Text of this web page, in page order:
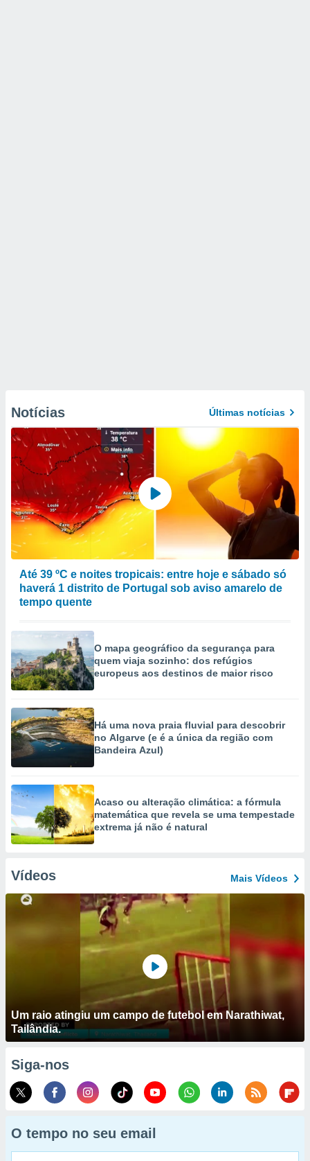
Notícias Últimas notícias
Até 39 ºC e noites tropicais: entre hoje e sábado só
haverá 1 distrito de Portugal sob aviso amarelo de
tempo quente
O mapa geográfico da segurança para
quem viaja sozinho: dos refúgios
europeus aos destinos de maior risco
Há uma nova praia fluvial para descobrir
no Algarve (e é a única da região com
Bandeira Azul)
Acaso ou alteração climática: a fórmula
matemática que revela se uma tempestade
extrema já não é natural
Vídeos Mais Vídeos
Um raio atingiu um campo de futebol em Narathiwat,
Tailândia.
Siga-nos
O tempo no seu email